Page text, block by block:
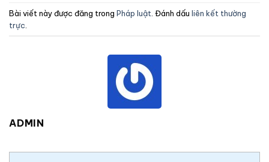
Bài viết này được đăng trong Pháp luật . Đánh dấu liên kết thường
trực
ADMIN